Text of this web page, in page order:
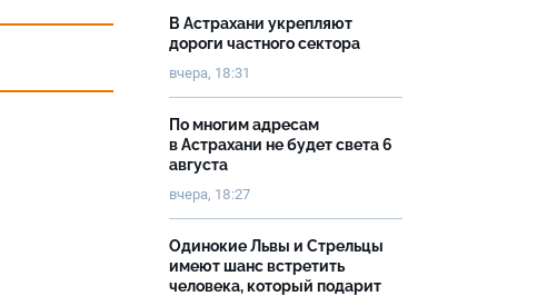
В Астрахани укрепляют
дороги частного сектора
вчера, 18:31
По многим адресам
в Астрахани не будет света 6
августа
вчера, 18:27
Одинокие Львы и Стрельцы
имеют шанс встретить
человека, который подарит